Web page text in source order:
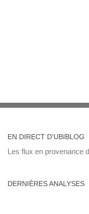
EN DIRECT D’UBIBLOG
Les flux en provenance
DERNIÈRES ANALYSES